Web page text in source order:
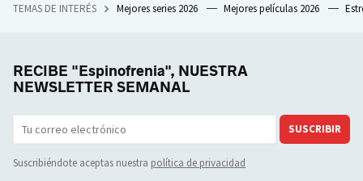
TEMAS DE INTERÉS Mejores series 2026 Mejores películas 2026
RECIBE "Espinofrenia", NUESTRA
NEWSLETTER SEMANAL
SUSCRIBIR
Suscribiéndote aceptas nuestra política de privacidad